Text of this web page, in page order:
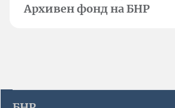
Архивен фонд на БНР